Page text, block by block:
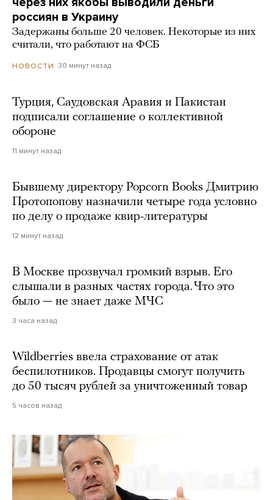
россиян в Украину
Задержаны больше 20 человек. Некоторые из них
считали, что работают на ФСБ
НОВОСТИ 30 минут назад
Турция, Саудовская Аравия и Пакистан
подписали соглашение о коллективной
обороне
11 минут назад
Бывшему директору Popcorn Books Дмитрию
Протопопову назначили четыре года условно
по делу о продаже квир-литературы
12 минут назад
В Москве прозвучал громкий взрыв. Его
слышали в разных частях города. Что это
было — не знает даже МЧС
3 часа назад
Wildberries ввела страхование от атак
беспилотников. Продавцы смогут получить
до 50 тысяч рублей за уничтоженный товар
5 часов назад